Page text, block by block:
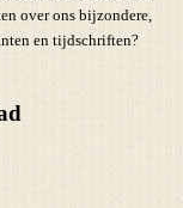
over ons bijzondere,
en tijdschriften?